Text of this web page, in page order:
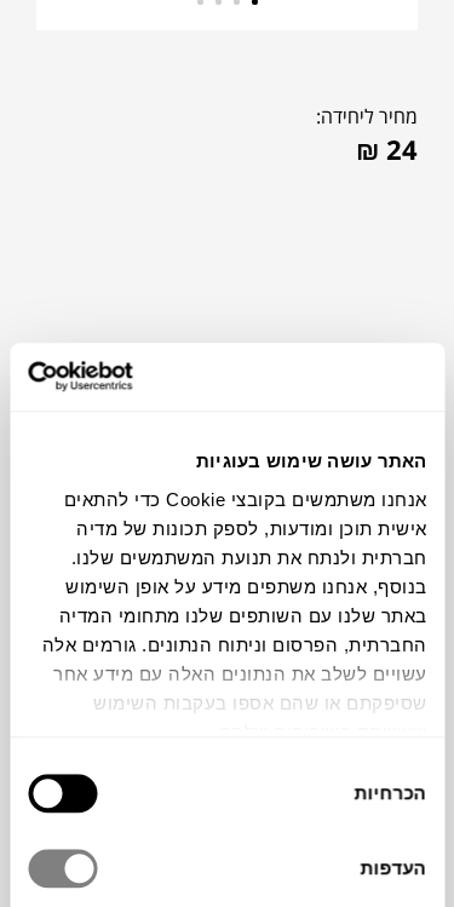
האתר עושה שימוש בעוגיות
אנחנו משתמשים בקובצי Cookie כדי להתאים
אישית תוכן ומודעות, לספק תכונות של מדיה
חברתית ולנתח את תנועת המשתמשים שלנו.
בנוסף, אנחנו משתפים מידע על אופן השימוש
באתר שלנו עם השותפים שלנו מתחומי המדיה
החברתית, הפרסום וניתוח הנתונים. גורמים אלה
עשויים לשלב את הנתונים האלה עם מידע אחר
שסיפקתם או שהם אספו בעקבות השימוש
הסכמה
הכרחיות
העדפות
מחיר ליחידה:
₪ 24
חלה שגיאה. אנא רעננו את הדף ונסו שנית
צבעים
מברשת השיניים מסדרת Tann מחברת בין